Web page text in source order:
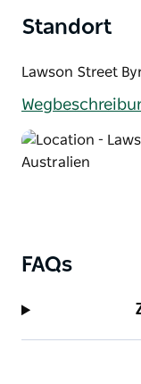
Standort
Lawson Street
FAQs